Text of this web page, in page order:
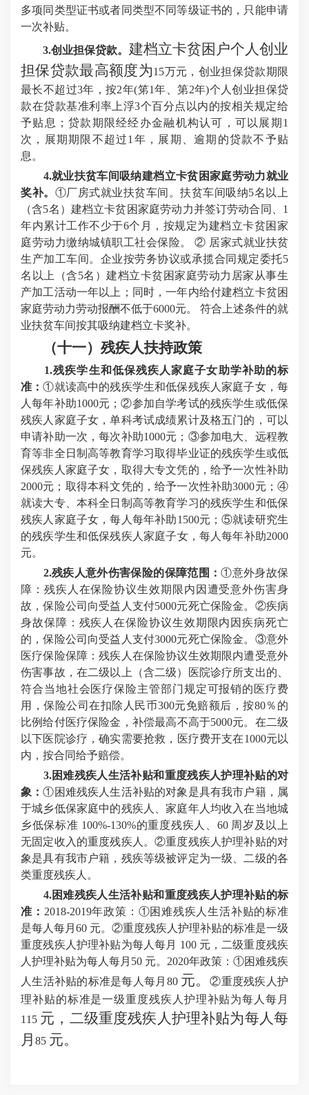
多项同类型证书或者同类型不同等级证书的，只能申请
一次补贴。
3.创业担保贷款。 建档立卡贫困户个人创业
担保贷款最高额度为15万元，创业担保贷款期限
最长不超过3年，按2年(笫1年、第2年)个人创业担保贷
款在贷款基准利率上浮3个百分点以内的按相关规定给
予贴息；贷款期限经经办金融机构认可，可以展期1
次，展期期限不超过1年，展期、逾期的贷款不予贴
息。
4.就业扶贫车间吸纳建档立卡贫困家庭劳动力就业
奖补。 ①厂房式就业扶贫车间。扶贫车间吸纳5名以上
（含5名）建档立卡贫困家庭劳动力并签订劳动合同、1
年内累计工作不少于6个月，按规定为建档立卡贫困家
庭劳动力缴纳城镇职工社会保险。 ② 居家式就业扶贫
生产加工车间。企业按劳务协议或承揽合同规定委托5
名以上（含5名）建档立卡贫困家庭劳动力居家从事生
产加工活动一年以上；同时，一年内给付建档立卡贫困
家庭劳动力劳动报酬不低于6000元。 符合上述条件的就
业扶贫车间按其吸纳建档立卡奖补。
（十一） 残疾人扶持政策
1.残疾学生和低保残疾人家庭子女助学补助的标
准：①就读高中的残疾学生和低保残疾人家庭子女，每
人每年补助1000元；②参加自学考试的残疾学生或低保
残疾人家庭子女，单科考试成绩累计及格五门的，可以
申请补助一次，每次补助1000元；③参加电大、远程教
育等非全日制高等教育学习取得毕业证的残疾学生或低
保残疾人家庭子女，取得大专文凭的，给予一次性补助
2000元；取得本科文凭的，给予一次性补助3000元；④
就读大专、本科全日制高等教育学习的残疾学生和低保
残疾人家庭子女，每人每年补助1500元；⑤就读研究生
的残疾学生和低保残疾人家庭子女，每人每年补助2000
元。
2.残疾人意外伤害保险的保障范围：①意外身故保
障：残疾人在保险协议生效期限内因遭受意外伤害身
故，保险公司向受益人支付5000元死亡保险金。②疾病
身故保障：残疾人在保险协议生效期限内因疾病死亡
的，保险公司向受益人支付3000元死亡保险金。③意外
医疗保险保障：残疾人在保险协议生效期限内遭受意外
伤害事故，在二级以上（含二级）医院诊疗所支出的、
符合当地社会医疗保险主管部门规定可报销的医疗费
用，保险公司在扣除人民币300元免赔额后，按80％的
比例给付医疗保险金，补偿最高不高于5000元。在二级
以下医院诊疗，确实需要抢救，医疗费开支在1000元以
内，按合同给予赔偿。
3.困难残疾人生活补贴和重度残疾人护理补贴的对
象：①困难残疾人生活补贴的对象是具有我市户籍，属
于城乡低保家庭中的残疾人、家庭年人均收入在当地城
乡低保标准 100%-130%的重度残疾人、60 周岁及以上
无固定收入的重度残疾人。②重度残疾人护理补贴的对
象是具有我市户籍，残疾等级被评定为一级、二级的各
类重度残疾人。
4.困难残疾人生活补贴和重度残疾人护理补贴的标
准： 2018-2019年政策： ①困难残疾人生活补贴的标准
是每人每月 60 元。②重度残疾人护理补贴的标准是一级
重度残疾人护理补贴为每人每月 100 元，二级重度残疾
人护理补贴为每人每月50 元。 2020年政策： ①困难残疾
人生活补贴的标准是每人每月 80 元。②重度残疾人护
理补贴的标准是一级重度残疾人护理补贴为每人每月
115 元，二级重度残疾人护理补贴为每人每
月 85 元。